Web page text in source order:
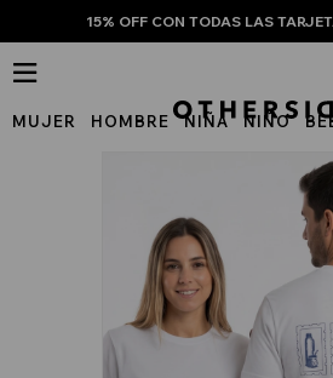
15% OFF CON TODAS LAS
MUJER HOMBRE NIÑA NIÑO
